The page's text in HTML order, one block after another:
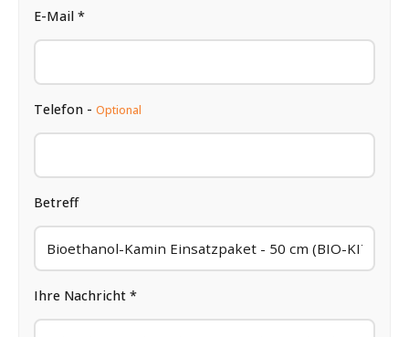
E-Mail *
Telefon - Optional
Betreff
Ihre Nachricht *